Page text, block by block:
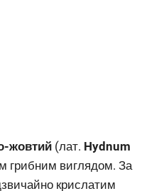
жовтий (лат. Hydnum
грибним виглядом. За
крислатим